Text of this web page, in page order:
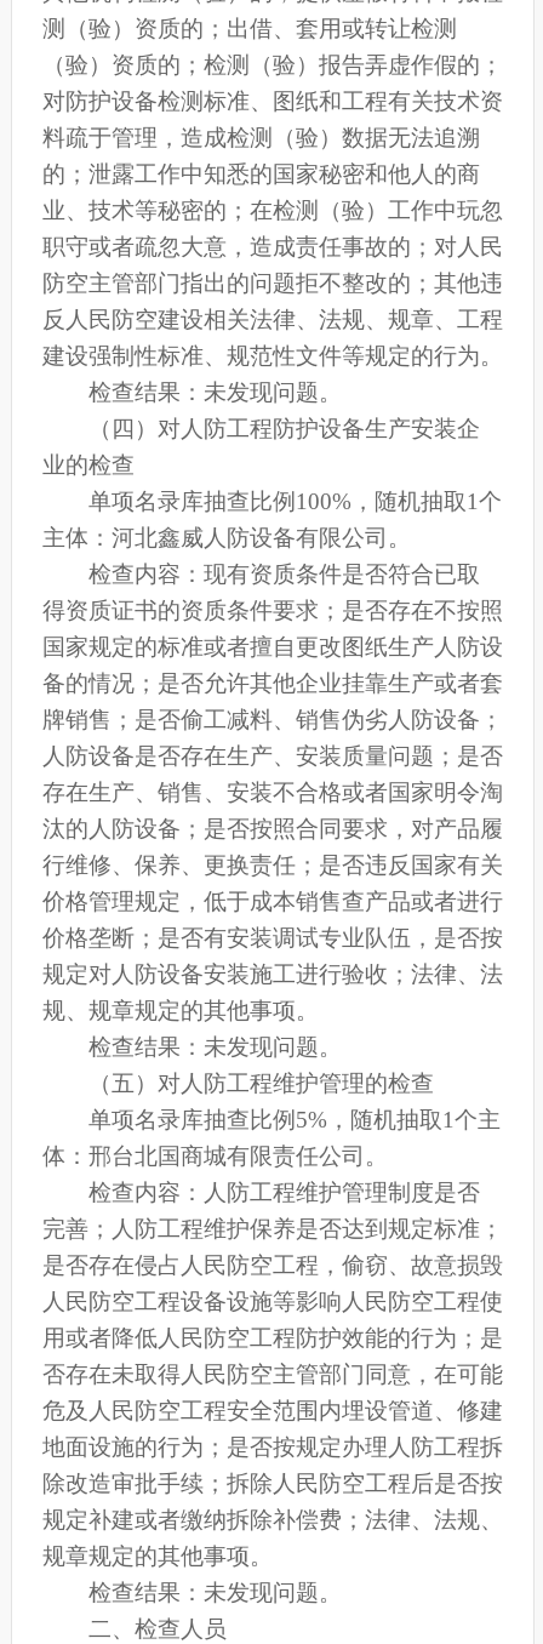
测（验）资质的；出借、套用或转让检测
（验）资质的；检测（验）报告弄虚作假的；
对防护设备检测标准、图纸和工程有关技术资
料疏于管理，造成检测（验）数据无法追溯
的；泄露工作中知悉的国家秘密和他人的商
业、技术等秘密的；在检测（验）工作中玩忽
职守或者疏忽大意，造成责任事故的；对人民
防空主管部门指出的问题拒不整改的；其他违
反人民防空建设相关法律、法规、规章、工程
建设强制性标准、规范性文件等规定的行为。
检查结果：未发现问题。
（四）对人防工程防护设备生产安装企
业的检查
单项名录库抽查比例100%，随机抽取1个
主体：河北鑫威人防设备有限公司。
检查内容：现有资质条件是否符合已取
得资质证书的资质条件要求；是否存在不按照
国家规定的标准或者擅自更改图纸生产人防设
备的情况；是否允许其他企业挂靠生产或者套
牌销售；是否偷工减料、销售伪劣人防设备；
人防设备是否存在生产、安装质量问题；是否
存在生产、销售、安装不合格或者国家明令淘
汰的人防设备；是否按照合同要求，对产品履
行维修、保养、更换责任；是否违反国家有关
价格管理规定，低于成本销售查产品或者进行
价格垄断；是否有安装调试专业队伍，是否按
规定对人防设备安装施工进行验收；法律、法
规、规章规定的其他事项。
检查结果：未发现问题。
（五）对人防工程维护管理的检查
单项名录库抽查比例5%，随机抽取1个主
体：邢台北国商城有限责任公司。
检查内容：人防工程维护管理制度是否
完善；人防工程维护保养是否达到规定标准；
是否存在侵占人民防空工程，偷窃、故意损毁
人民防空工程设备设施等影响人民防空工程使
用或者降低人民防空工程防护效能的行为；是
否存在未取得人民防空主管部门同意，在可能
危及人民防空工程安全范围内埋设管道、修建
地面设施的行为；是否按规定办理人防工程拆
除改造审批手续；拆除人民防空工程后是否按
规定补建或者缴纳拆除补偿费；法律、法规、
规章规定的其他事项。
检查结果：未发现问题。
二、检查人员